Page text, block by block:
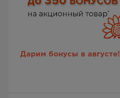
Дарим бонусы в августе!